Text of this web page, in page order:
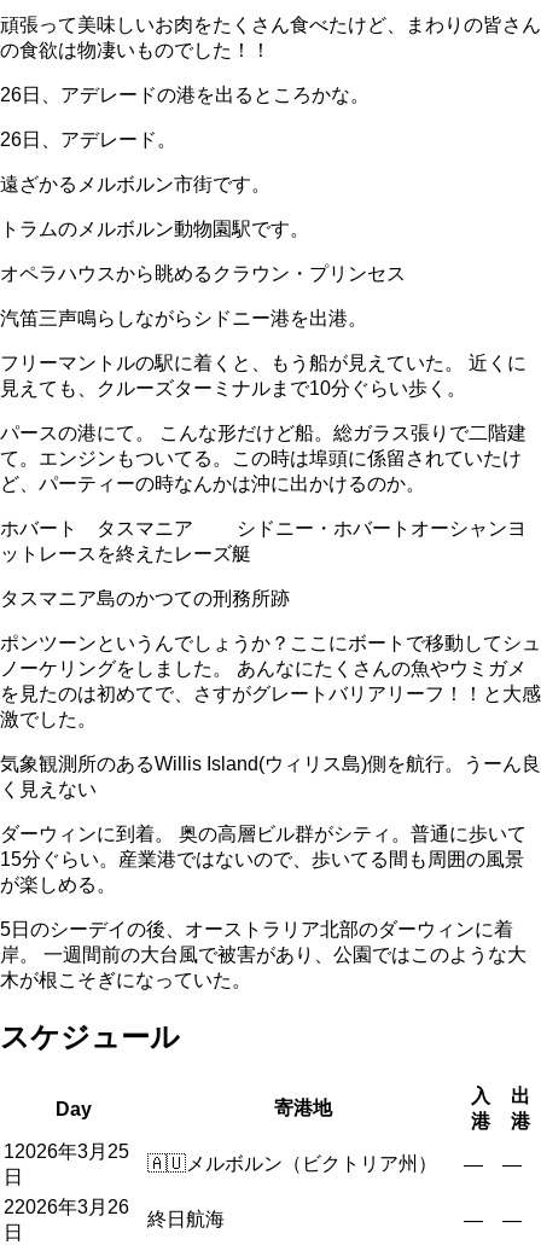
頑張って美味しいお肉をたくさん食べたけど、まわりの皆さん
の食欲は物凄いものでした！！
26日、アデレードの港を出るところかな。
26日、アデレード。
遠ざかるメルボルン市街です。
トラムのメルボルン動物園駅です。
オペラハウスから眺めるクラウン・プリンセス
汽笛三声鳴らしながらシドニー港を出港。
フリーマントルの駅に着くと、もう船が見えていた。 近くに
見えても、クルーズターミナルまで10分ぐらい歩く。
パースの港にて。 こんな形だけど船。総ガラス張りで二階建
て。エンジンもついてる。この時は埠頭に係留されていたけ
ど、パーティーの時なんかは沖に出かけるのか。
ホバート タスマニア シドニー・ホバートオーシャンヨ
ットレースを終えたレーズ艇
タスマニア島のかつての刑務所跡
ポンツーンというんでしょうか？ここにボートで移動してシュ
ノーケリングをしました。 あんなにたくさんの魚やウミガメ
を見たのは初めてで、さすがグレートバリアリーフ！！と大感
激でした。
気象観測所のあるWillis Island(ウィリス島)側を航行。うーん良
く見えない
ダーウィンに到着。 奥の高層ビル群がシティ。普通に歩いて
15分ぐらい。産業港ではないので、歩いてる間も周囲の風景
が楽しめる。
5日のシーデイの後、オーストラリア北部のダーウィンに着
岸。 一週間前の大台風で被害があり、公園ではこのような大
木が根こそぎになっていた。
スケジュール
Day 寄港地
入
港
出
港
12026年3月25
日
🇦🇺 メルボルン（ビクトリア州） — —
22026年3月26
日
終日航海 — —